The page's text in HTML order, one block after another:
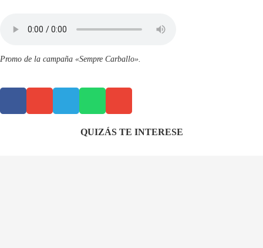
Promo de la campaña «Sempre Carballo».
QUIZÁS TE INTERESE